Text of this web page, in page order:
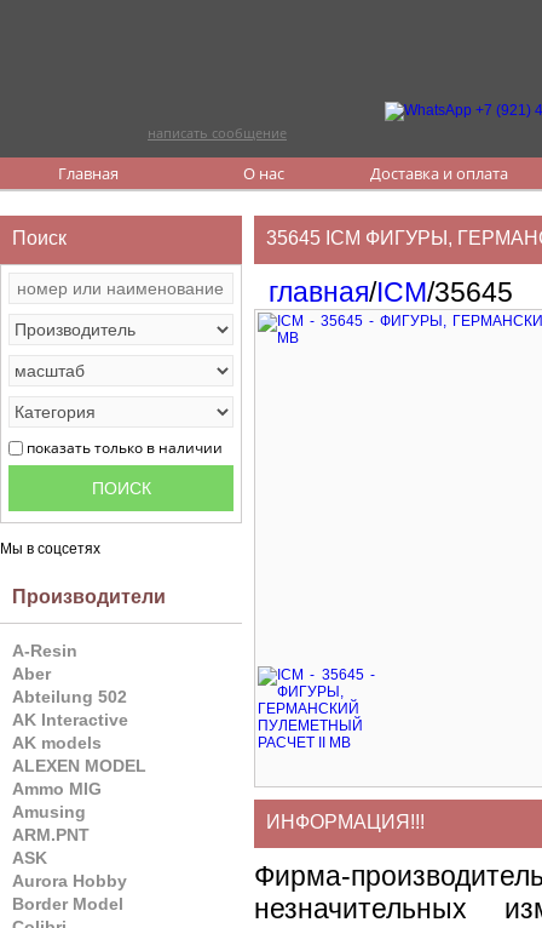
написать сообщение
Главная О нас Доставка и оплата
Поиск
показать только в наличии
Мы в соцсетях
Производители
A-Resin
Aber
Abteilung 502
AK Interactive
AK models
ALEXEN MODEL
Ammo MIG
Amusing
ARM.PNT
ASK
Aurora Hobby
Border Model
35645 ICM ФИГУРЫ,
главная/ICM/35645
ИНФОРМАЦИЯ!!!
Фирма-
незначительных